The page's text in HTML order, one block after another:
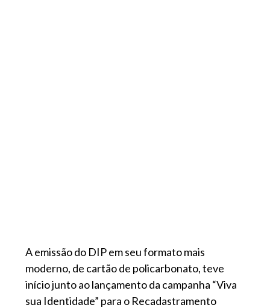
A emissão do DIP em seu formato mais
moderno, de cartão de policarbonato, teve
início junto ao lançamento da campanha “Viva
sua Identidade” para o Recadastramento